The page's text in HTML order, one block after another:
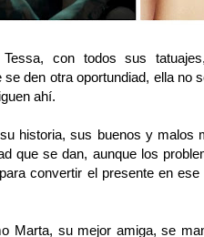
con todos sus
den otra oportundiad, ella no
ahí.
historia, sus buenos y malos
que se dan, aunque los
convertir el presente en
Marta, su mejor amiga, se